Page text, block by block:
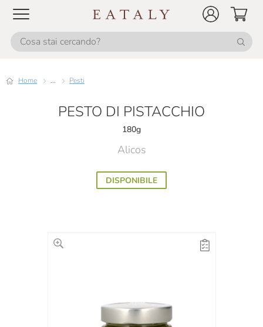
Home ... Pesti
PESTO DI PISTACCHIO
180g
Alicos
DISPONIBILE